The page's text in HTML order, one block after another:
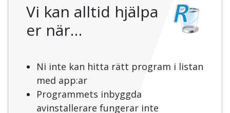
Vi kan alltid hjälpa
er när…
Ni inte kan hitta rätt program i listan
med app:ar
Programmets inbyggda
avinstallerare fungerar inte